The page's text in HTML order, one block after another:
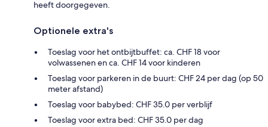
heeft doorgegeven.
Optionele extra's
Toeslag voor het ontbijtbuffet: ca. CHF 18 voor
volwassenen en ca. CHF 14 voor kinderen
Toeslag voor parkeren in de buurt: CHF 24 per dag (op 50
meter afstand)
Toeslag voor babybed: CHF 35.0 per verblijf
Toeslag voor extra bed: CHF 35.0 per dag